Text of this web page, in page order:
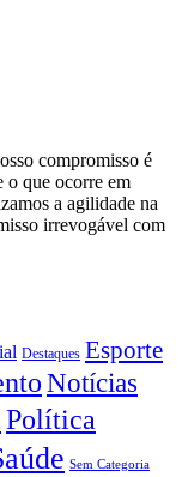
compromisso é
o que ocorre em
a agilidade na
irrevogável com
Destaques Esporte
Notícias
Política
Sem Categoria